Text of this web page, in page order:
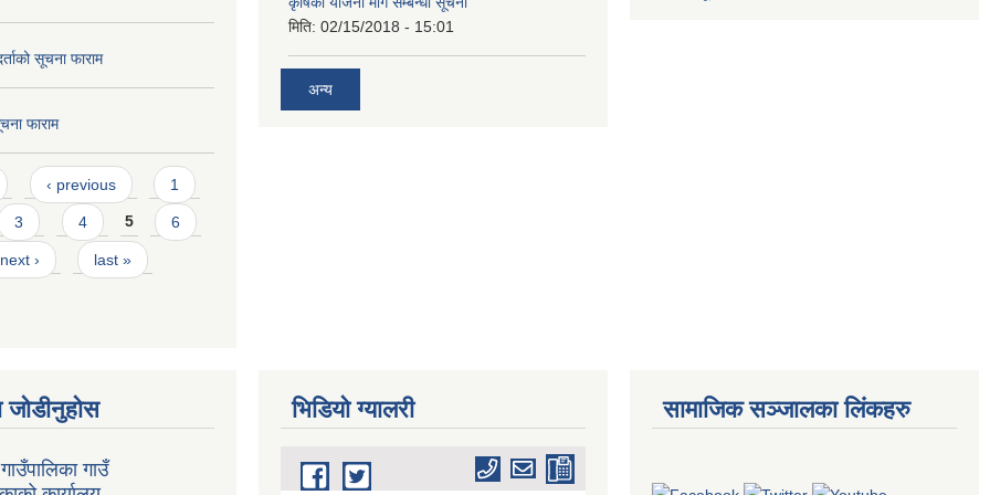
सूचना फाराम
फाराम
‹ previous 1
3 4 5 6
next › last »
मिति: 02/15/2018 - 15:01
अन्य
गाउँ
भिडियाे ग्यालरी सामाजिक सञ्जालका लिंकहरु